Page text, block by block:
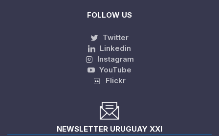
FOLLOW US
Twitter
Linkedin
Instagram
YouTube
Flickr
NEWSLETTER URUGUAY XXI